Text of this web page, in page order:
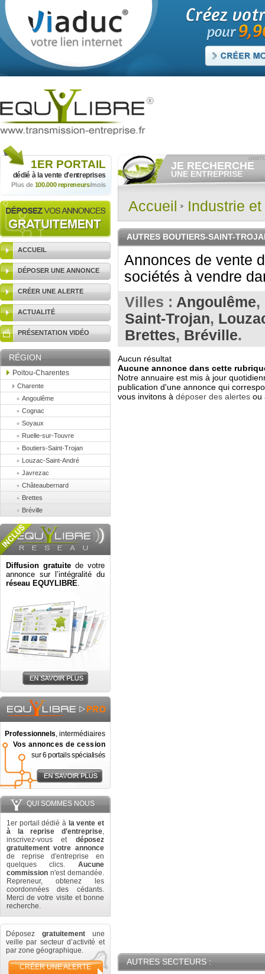
1ER PORTAIL
dédié à la vente d'entreprises
Plus de 100.000 repreneurs/mois
ACCUEIL
DÉPOSER UNE ANNONCE
CRÉER UNE ALERTE
ACTUALITÉ
PRÉSENTATION VIDÉO
RÉGION
Poitou-Charentes
Charente
Angoulême
Cognac
Soyaux
Ruelle-sur-Touvre
Boutiers-Saint-Trojan
Louzac-Saint-André
Javrezac
Châteaubernard
Brettes
Bréville
Diffusion gratuite de votre
annonce sur l’intégralité du
réseau EQUYLIBRE.
Professionnels, intermédiaires
Vos annonces de cession
sur 6 portails spécialisés
QUI SOMMES NOUS
1er portail dédié à la vente et
à la reprise d'entreprise,
inscrivez-vous et déposez
gratuitement votre annonce
de reprise d'entreprise en
quelques clics. Aucune
commission n'est demandée.
Repreneur, obtenez les
coordonnées des cédants.
Merci de votre visite et bonne
recherche.
Déposez gratuitement une
veille par secteur d’activité et
par zone géographique.
CRÉER UNE ALERTE
JE RECHERCHE
UNE ENTREPRISE
Consulter gratuitementles
vendre.
Et/ou déposergratuitement
RECHERCHER UNE
ANNONCE
Accueil Industrie
AUTRES BOUTIERS-SAINT-
Annonces de vente
sociétés à vendre
Villes : Angoulême,
Saint-Trojan,
Brettes, Bréville.
Aucun résultat
Aucune annonce dans cette
Notre annuaire est mis à jour
publication d'une annonce qui
vous invitons à déposer des alertes ou
AUTRES SECTEURS :